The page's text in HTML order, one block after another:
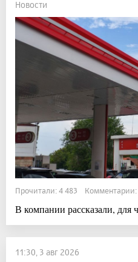
Новости
Прочитали: 4 483 Комментарии:
В компании рассказали, для
11:30, 3 авг 2026